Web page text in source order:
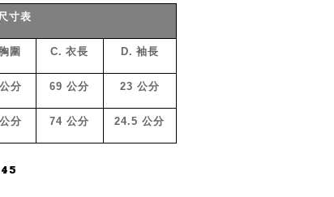
寸表
胸圍 C. 衣長 D. 袖長
公分 69 公分 23 公分
公分 74 公分 24.5 公分